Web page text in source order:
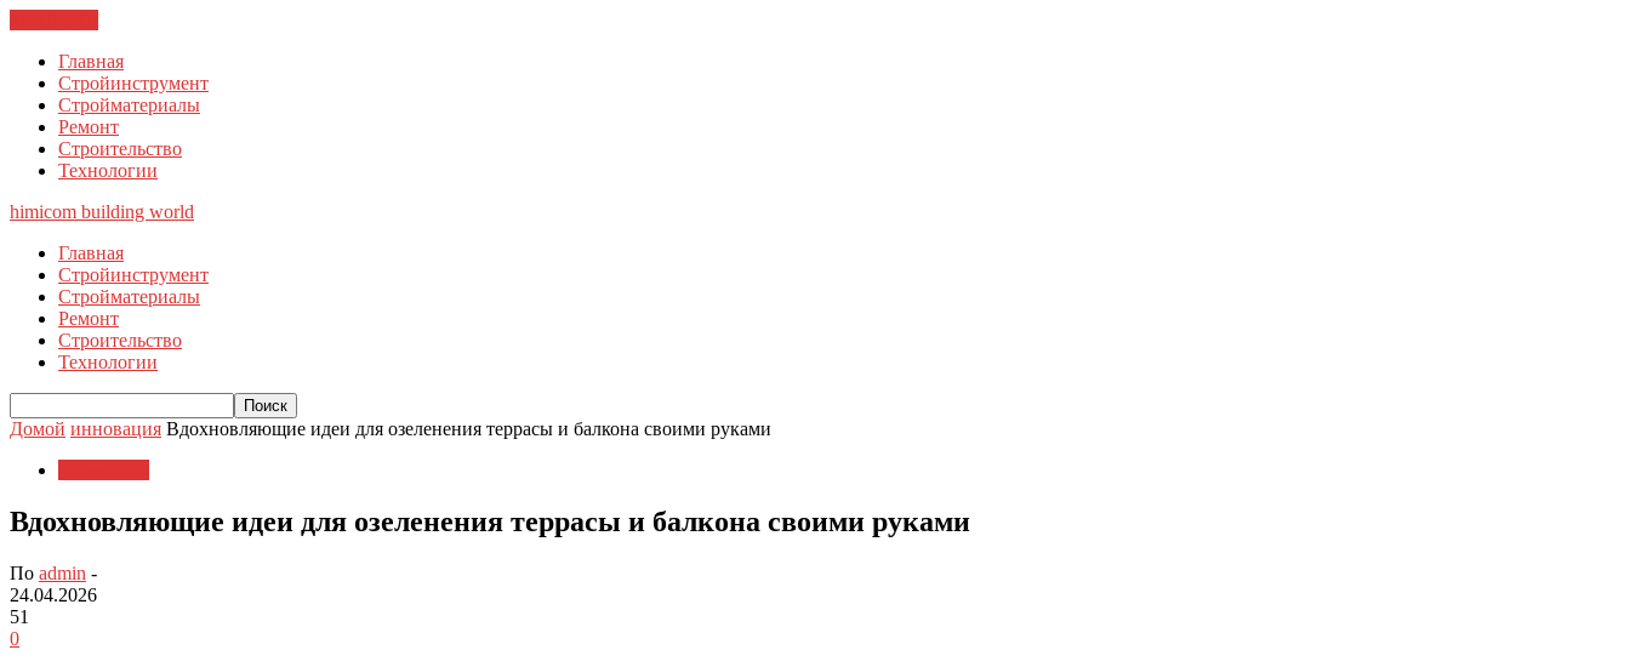
Главная
Стройинструмент
Стройматериалы
Ремонт
Строительство
Технологии
himicom building world
Главная
Стройинструмент
Стройматериалы
Ремонт
Строительство
Технологии
Домой инновация Вдохновляющие идеи для озеленения террасы и балкона своими руками
Вдохновляющие идеи для озеленения террасы и балкона своими руками
По admin -
24.04.2026
51
0